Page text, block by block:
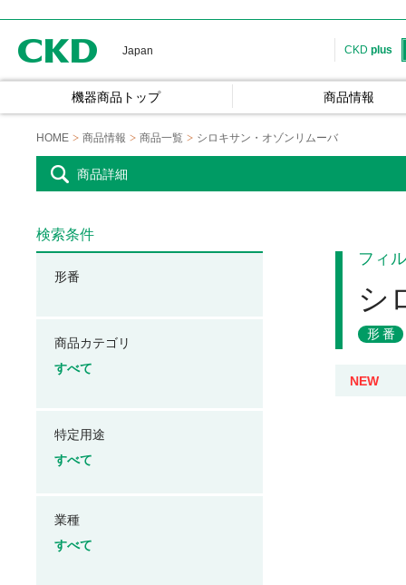
Japan CKD plus
機器商品トップ 商品情報
HOME 商品情報 商品一覧 シロキサン・オゾンリムーバ
商品詳細
フィ
シ
形番
NEW
検索条件
形番
商品カテゴリ
すべて
特定用途
すべて
業種
すべて